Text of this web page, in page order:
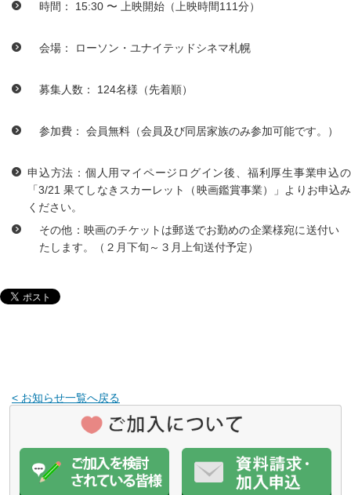
時間： 15:30 〜 上映開始（上映時間111分）
会場： ローソン・ユナイテッドシネマ札幌
募集人数： 124名様（先着順）
参加費： 会員無料（会員及び同居家族のみ参加可能です。）
申込方法：個人用マイページログイン後、福利厚生事業申込の
「3/21 果てしなきスカーレット（映画鑑賞事業）」よりお申込み
ください。
その他：映画のチケットは郵送でお勤めの企業様宛に送付い
たします。（２月下旬～３月上旬送付予定）
< お知らせ一覧へ戻る